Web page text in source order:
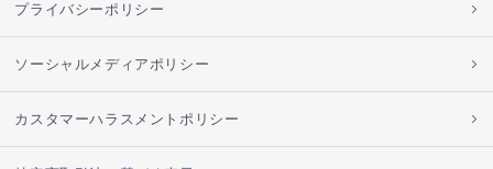
プライバシーポリシー
ソーシャルメディアポリシー
カスタマーハラスメントポリシー